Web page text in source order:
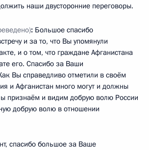
наши двусторонние переговоры.
: Большое спасибо
и за то, что Вы упомянули
и о том, что граждане Афганистана
его. Спасибо за Ваши
Вы справедливо отметили в своём
и Афганистан много могут и должны
признаём и видим добрую волю России
добрую волю в отношении
спасибо большое за Ваше